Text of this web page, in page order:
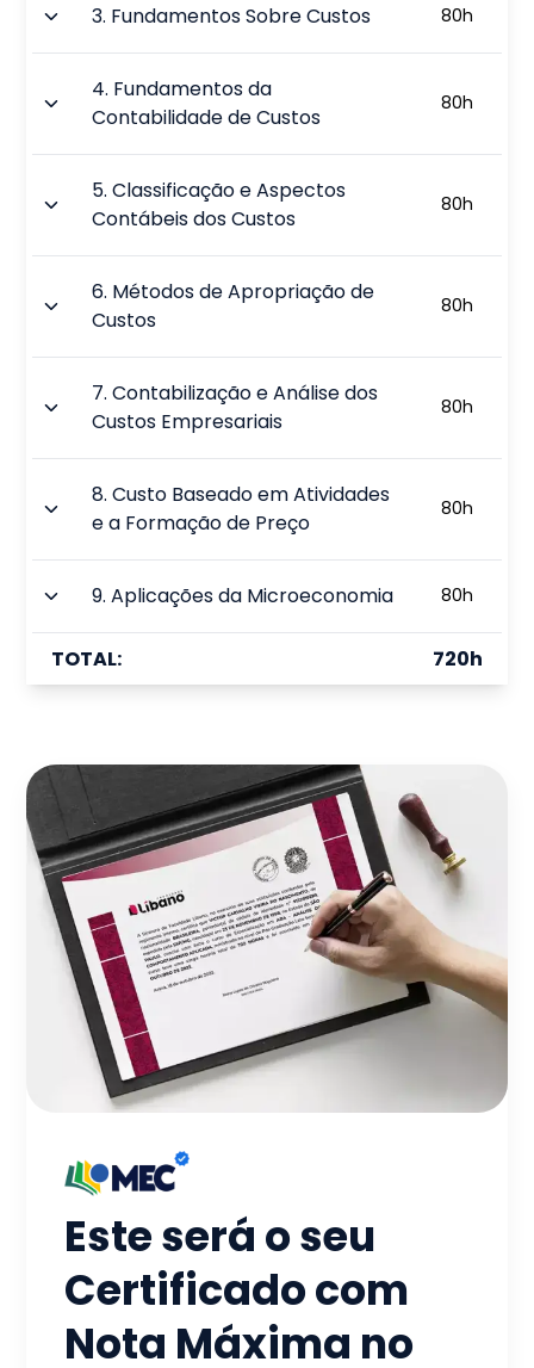
3. Fundamentos Sobre Custos 80h
4. Fundamentos da
Contabilidade de Custos
80h
5.Classificação e Aspectos
Contábeis dos Custos
80h
6. Métodos de Apropriação de
Custos
80h
7.Contabilização e Análise dos
Custos Empresariais
80h
8.Custo Baseado em Atividades
e a Formação de Preço
80h
9.Aplicações da Microeconomia 80h
TOTAL: 720h
Este será o seu
Certificado com
Nota Máxima no